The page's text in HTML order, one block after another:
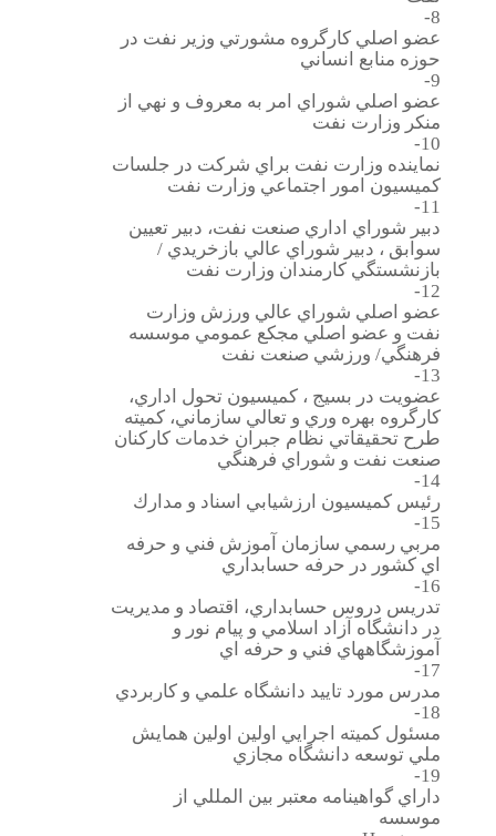
8-
عضو اصلي كارگروه مشورتي وزير نفت در
حوزه منابع انساني
9-
عضو اصلي شوراي امر به معروف و نهي از
منكر وزارت نفت
10-
نماينده وزارت نفت براي شركت در جلسات
كميسيون امور اجتماعي وزارت نفت
11-
دبير شوراي اداري صنعت نفت، دبير تعيين
سوابق ، دبير شوراي عالي بازخريدي /
بازنشستگي كارمندان وزارت نفت
12-
عضو اصلي شوراي عالي ورزش وزارت
نفت و عضو اصلي مجكع عمومي موسسه
فرهنگي/ ورزشي صنعت نفت
13-
عضويت در بسيج ، كميسيون تحول اداري،
كارگروه بهره وري و تعالي سازماني، كميته
طرح تحقيقاتي نظام جبران خدمات كاركنان
صنعت نفت و شوراي فرهنگي
14-
رئيس كميسيون ارزشيابي اسناد و مدارك
15-
مربي رسمي سازمان آموزش فني و حرفه
اي كشور در حرفه حسابداري
16-
تدريس دروس حسابداري، اقتصاد و مديريت
در دانشگاه آزاد اسلامي و پيام نور و
آموزشگاههاي فني و حرفه اي
17-
مدرس مورد تاييد دانشگاه علمي و كاربردي
18-
مسئول كميته اجرايي اولين اولين همايش
ملي توسعه دانشگاه مجازي
19-
داراي گواهينامه معتبر بين المللي از
موسسه